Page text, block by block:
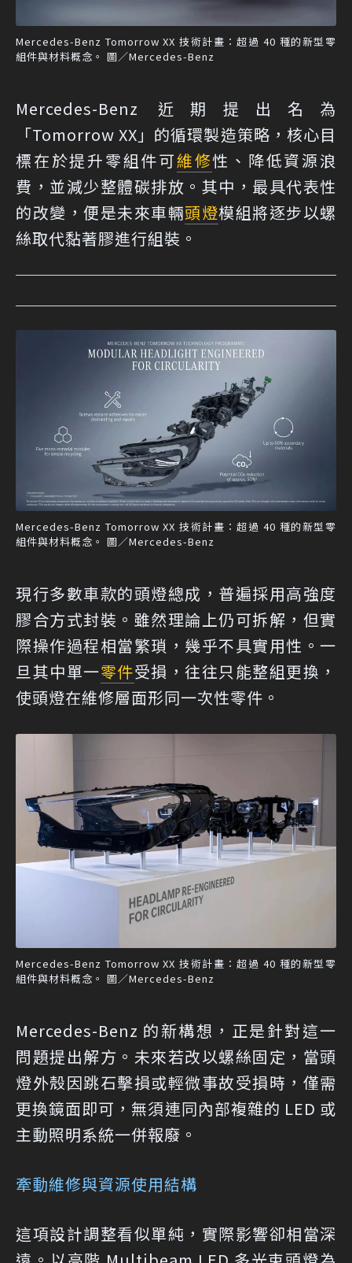
Mercedes-Benz Tomorrow XX 技術計畫：超過 40 種的新型零
組件與材料概念。 圖／Mercedes-Benz
Mercedes-Benz 近期提出名為
「Tomorrow XX」的循環製造策略，核心目
標在於提升零組件可維修性、降低資源浪
費，並減少整體碳排放。其中，最具代表性
的改變，便是未來車輛頭燈模組將逐步以螺
絲取代黏著膠進行組裝。
Mercedes-Benz Tomorrow XX 技術計畫：超過 40 種的新型零
組件與材料概念。 圖／Mercedes-Benz
現行多數車款的頭燈總成，普遍採用高強度
膠合方式封裝。雖然理論上仍可拆解，但實
際操作過程相當繁瑣，幾乎不具實用性。一
旦其中單一零件受損，往往只能整組更換，
使頭燈在維修層面形同一次性零件。
Mercedes-Benz Tomorrow XX 技術計畫：超過 40 種的新型零
組件與材料概念。 圖／Mercedes-Benz
Mercedes-Benz 的新構想，正是針對這一
問題提出解方。未來若改以螺絲固定，當頭
燈外殼因跳石擊損或輕微事故受損時，僅需
更換鏡面即可，無須連同內部複雜的 LED 或
主動照明系統一併報廢。
牽動維修與資源使用結構
這項設計調整看似單純，實際影響卻相當深